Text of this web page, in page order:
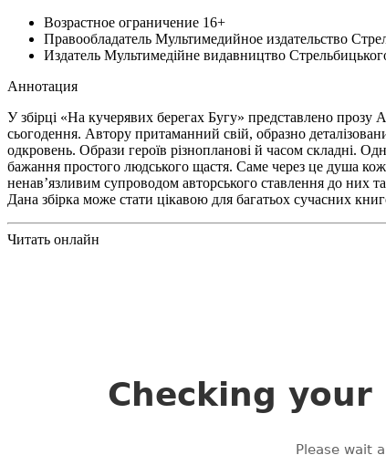
Возрастное ограничение 16+
Правообладатель Мультимедийное издательство
Издатель Мультимедійне видавництво
Аннотация
У збірці «На кучерявих берегах Бугу» представлено прозу
сьогодення. Автору притаманний свій, образно
одкровень. Образи героїв різнопланові й часом складні.
бажання простого людського щастя. Саме через це душа
ненав’язливим супроводом авторського ставлення до них
Дана збірка може стати цікавою для багатьох сучасних
Читать онлайн